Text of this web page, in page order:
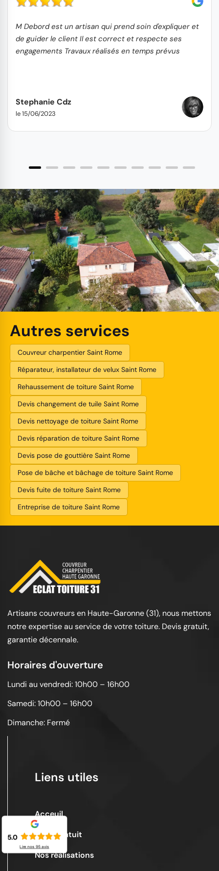
M Debord est un artisan qui prend soin d'expliquer et
de guider le client Il est correct et respecte ses
engagements Travaux réalisés en temps prévus
Stephanie Cdz
le 15/06/2023
Autres services
Couvreur charpentier Saint Rome
Réparateur, installateur de velux Saint Rome
Rehaussement de toiture Saint Rome
Devis changement de tuile Saint Rome
Devis nettoyage de toiture Saint Rome
Devis réparation de toiture Saint Rome
Devis pose de gouttière Saint Rome
Pose de bâche et bâchage de toiture Saint Rome
Devis fuite de toiture Saint Rome
Entreprise de toiture Saint Rome
Artisans couvreurs en Haute-Garonne (31), nous mettons
notre expertise au service de votre toiture. Devis gratuit,
garantie décennale.
Horaires d'ouverture
Lundi au vendredi: 10h00 – 16h00
Samedi: 10h00 – 16h00
Dimanche: Fermé
Liens utiles
Acceuil
Devis gratuit
Nos réalisations
5.0
Lire nos 95avis